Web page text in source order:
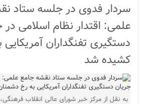
سردار فدوی در جلسه ستاد
علمی: اقتدار نظام اسلامی در
دستگیری تفنگداران
کشیده شد